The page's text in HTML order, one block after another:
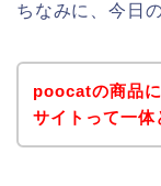
ちなみに、今日
poocatの商品
サイトって一体